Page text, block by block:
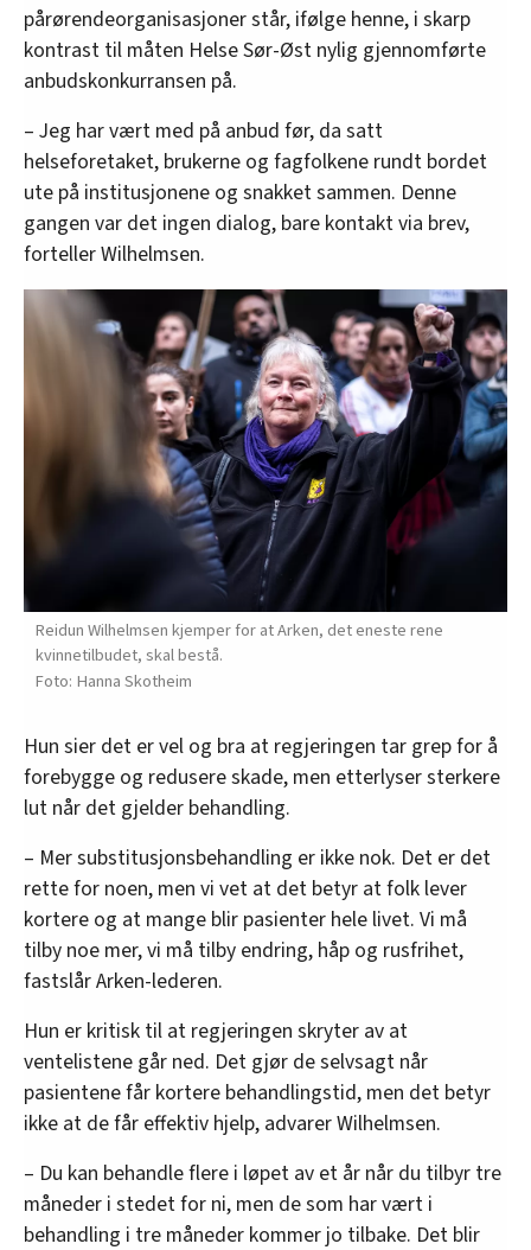
pårørendeorganisasjoner står, ifølge henne, i skarp
kontrast til måten Helse Sør-Øst nylig gjennomførte
anbudskonkurransen på.
– Jeg har vært med på anbud før, da satt
helseforetaket, brukerne og fagfolkene rundt bordet
ute på institusjonene og snakket sammen. Denne
gangen var det ingen dialog, bare kontakt via brev,
forteller Wilhelmsen.
Reidun Wilhelmsen kjemper for at Arken, det eneste rene
kvinnetilbudet, skal bestå.
Hanna Skotheim
Hun sier det er vel og bra at regjeringen tar grep for å
forebygge og redusere skade, men etterlyser sterkere
lut når det gjelder behandling.
– Mer substitusjonsbehandling er ikke nok. Det er det
rette for noen, men vi vet at det betyr at folk lever
kortere og at mange blir pasienter hele livet. Vi må
tilby noe mer, vi må tilby endring, håp og rusfrihet,
fastslår Arken-lederen.
Hun er kritisk til at regjeringen skryter av at
ventelistene går ned. Det gjør de selvsagt når
pasientene får kortere behandlingstid, men det betyr
ikke at de får effektiv hjelp, advarer Wilhelmsen.
– Du kan behandle flere i løpet av et år når du tilbyr tre
måneder i stedet for ni, men de som har vært i
behandling i tre måneder kommer jo tilbake. Det blir